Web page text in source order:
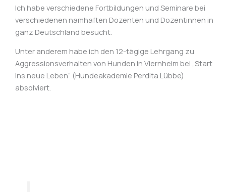
Ich habe verschiedene Fortbildungen und Seminare bei
verschiedenen namhaften Dozenten und Dozentinnen in
ganz Deutschland besucht.
Unter anderem habe ich den 12-tägige Lehrgang zu
Aggressionsverhalten von Hunden in Viernheim bei „Start
ins neue Leben“ (Hundeakademie Perdita Lübbe)
absolviert.